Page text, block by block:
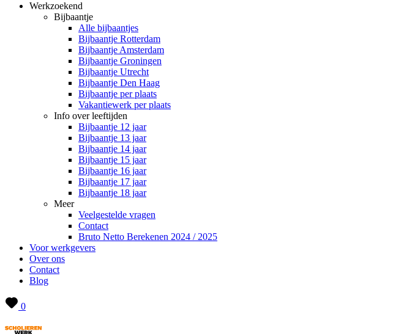
Werkzoekend
Bijbaantje
Alle bijbaantjes
Bijbaantje Rotterdam
Bijbaantje Amsterdam
Bijbaantje Groningen
Bijbaantje Utrecht
Bijbaantje Den Haag
Bijbaantje per plaats
Vakantiewerk per plaats
Info over leeftijden
Bijbaantje 12 jaar
Bijbaantje 13 jaar
Bijbaantje 14 jaar
Bijbaantje 15 jaar
Bijbaantje 16 jaar
Bijbaantje 17 jaar
Bijbaantje 18 jaar
Meer
Veelgestelde vragen
Contact
Bruto Netto Berekenen 2024 / 2025
Voor werkgevers
Over ons
Contact
Blog
0